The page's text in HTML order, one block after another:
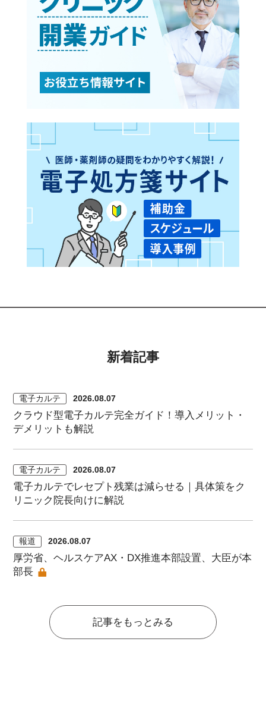
新着記事
電子カルテ 2026.08.07
クラウド型電子カルテ完全ガイド！導入メリット・
デメリットも解説
電子カルテ 2026.08.07
電子カルテでレセプト残業は減らせる｜具体策をク
リニック院長向けに解説
報道 2026.08.07
厚労省、ヘルスケアAX・DX推進本部設置、大臣が本
部長
記事をもっとみる